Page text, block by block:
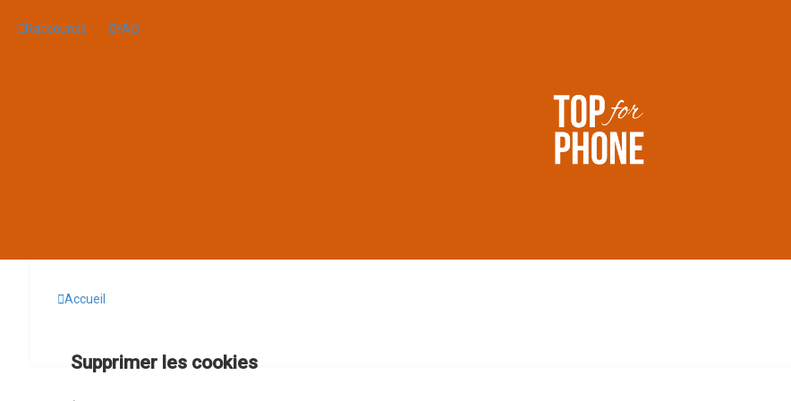
Raccourcis FAQ
Accueil
Supprimer les cookies